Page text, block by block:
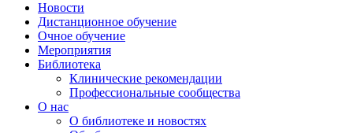
Новости
Дистанционное обучение
Очное обучение
Мероприятия
Библиотека
Клинические рекомендации
Профессиональные сообщества
О нас
О библиотеке и новостях